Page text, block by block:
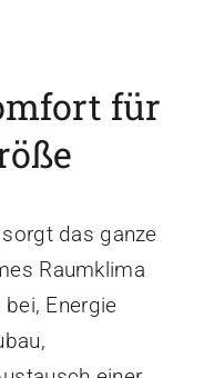
für
das ganze
Raumklima
Energie